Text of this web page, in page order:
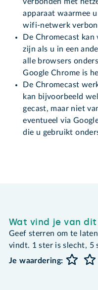
verbonden met
apparaat waarmee
wifi-netwerk
De Chromecast
zijn als u in een
alle browsers
Google Chrome is
De Chromecast
kan bijvoorbeeld
gecast, maar niet
eventueel via
die u gebruikt
Wat vind je van
Geef sterren om te
vindt. 1 ster is slecht, 5
Je waardering: